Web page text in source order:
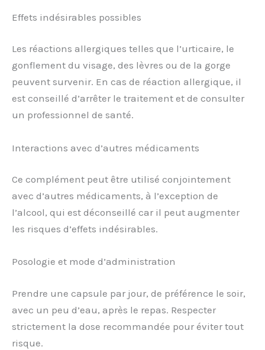
Effets indésirables possibles
Les réactions allergiques telles que l’urticaire, le
gonflement du visage, des lèvres ou de la gorge
peuvent survenir. En cas de réaction allergique, il
est conseillé d’arrêter le traitement et de consulter
un professionnel de santé.
Interactions avec d’autres médicaments
Ce complément peut être utilisé conjointement
avec d’autres médicaments, à l’exception de
l’alcool, qui est déconseillé car il peut augmenter
les risques d’effets indésirables.
Posologie et mode d’administration
Prendre une capsule par jour, de préférence le soir,
avec un peu d’eau, après le repas. Respecter
strictement la dose recommandée pour éviter tout
risque.